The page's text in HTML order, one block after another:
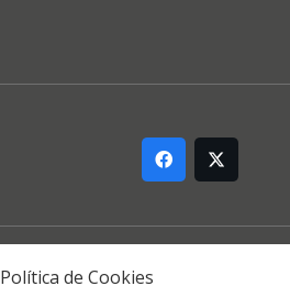
Política de Cookies